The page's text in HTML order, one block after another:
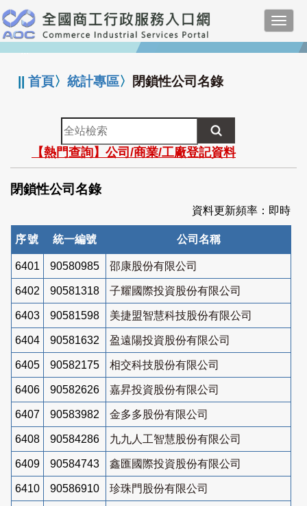
跳
到
主
要
:::
||首頁〉統計專區〉 閉鎖性公司名錄
全
站
檢
索
【熱門查詢】公司/商業/工廠登記資料
閉鎖性公司名錄
資料更新頻率：即時
序號 統一編號 公司名稱
6401 90580985 邵康股份有限公司
6402 90581318 子耀國際投資股份有限公司
6403 90581598 美捷盟智慧科技股份有限公司
6404 90581632 盈遠陽投資股份有限公司
6405 90582175 相交科技股份有限公司
6406 90582626 嘉昇投資股份有限公司
6407 90583982 金多多股份有限公司
6408 90584286 九九人工智慧股份有限公司
6409 90584743 鑫匯國際投資股份有限公司
6410 90586910 珍珠門股份有限公司